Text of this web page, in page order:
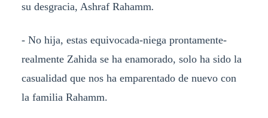
su desgracia, Ashraf Rahamm.
- No hija, estas equivocada-niega prontamente-
realmente Zahida se ha enamorado, solo ha sido la
casualidad que nos ha emparentado de nuevo con
la familia Rahamm.